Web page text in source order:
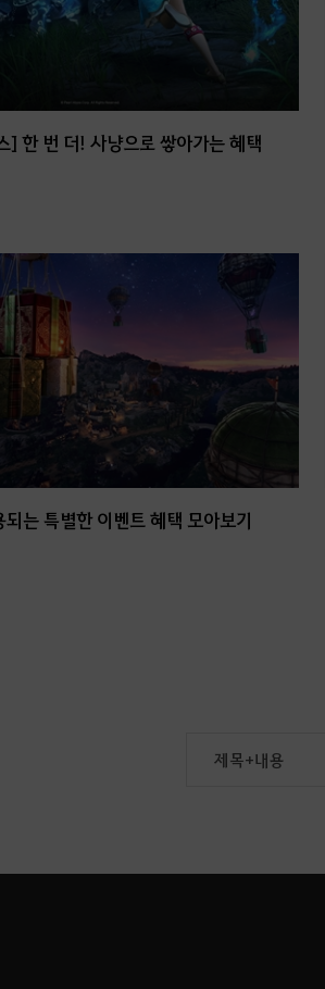
] 한 번 더! 사냥으로 쌓아가는 혜택
는 특별한 이벤트 혜택 모아보기